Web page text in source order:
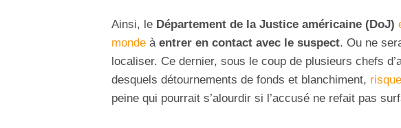
Ainsi, le Département de la Justice américaine (DoJ)
monde à entrer en contact avec le suspect. Ou ne
localiser. Ce dernier, sous le coup de plusieurs chefs
desquels détournements de fonds et blanchiment,
peine qui pourrait s’alourdir si l’accusé ne refait pas